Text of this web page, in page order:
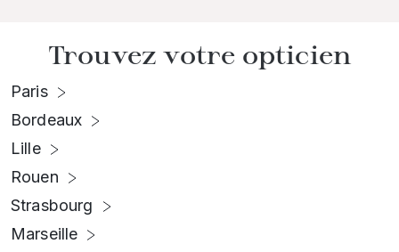
Trouvez votre opticien
Paris
Bordeaux
Lille
Rouen
Strasbourg
Marseille